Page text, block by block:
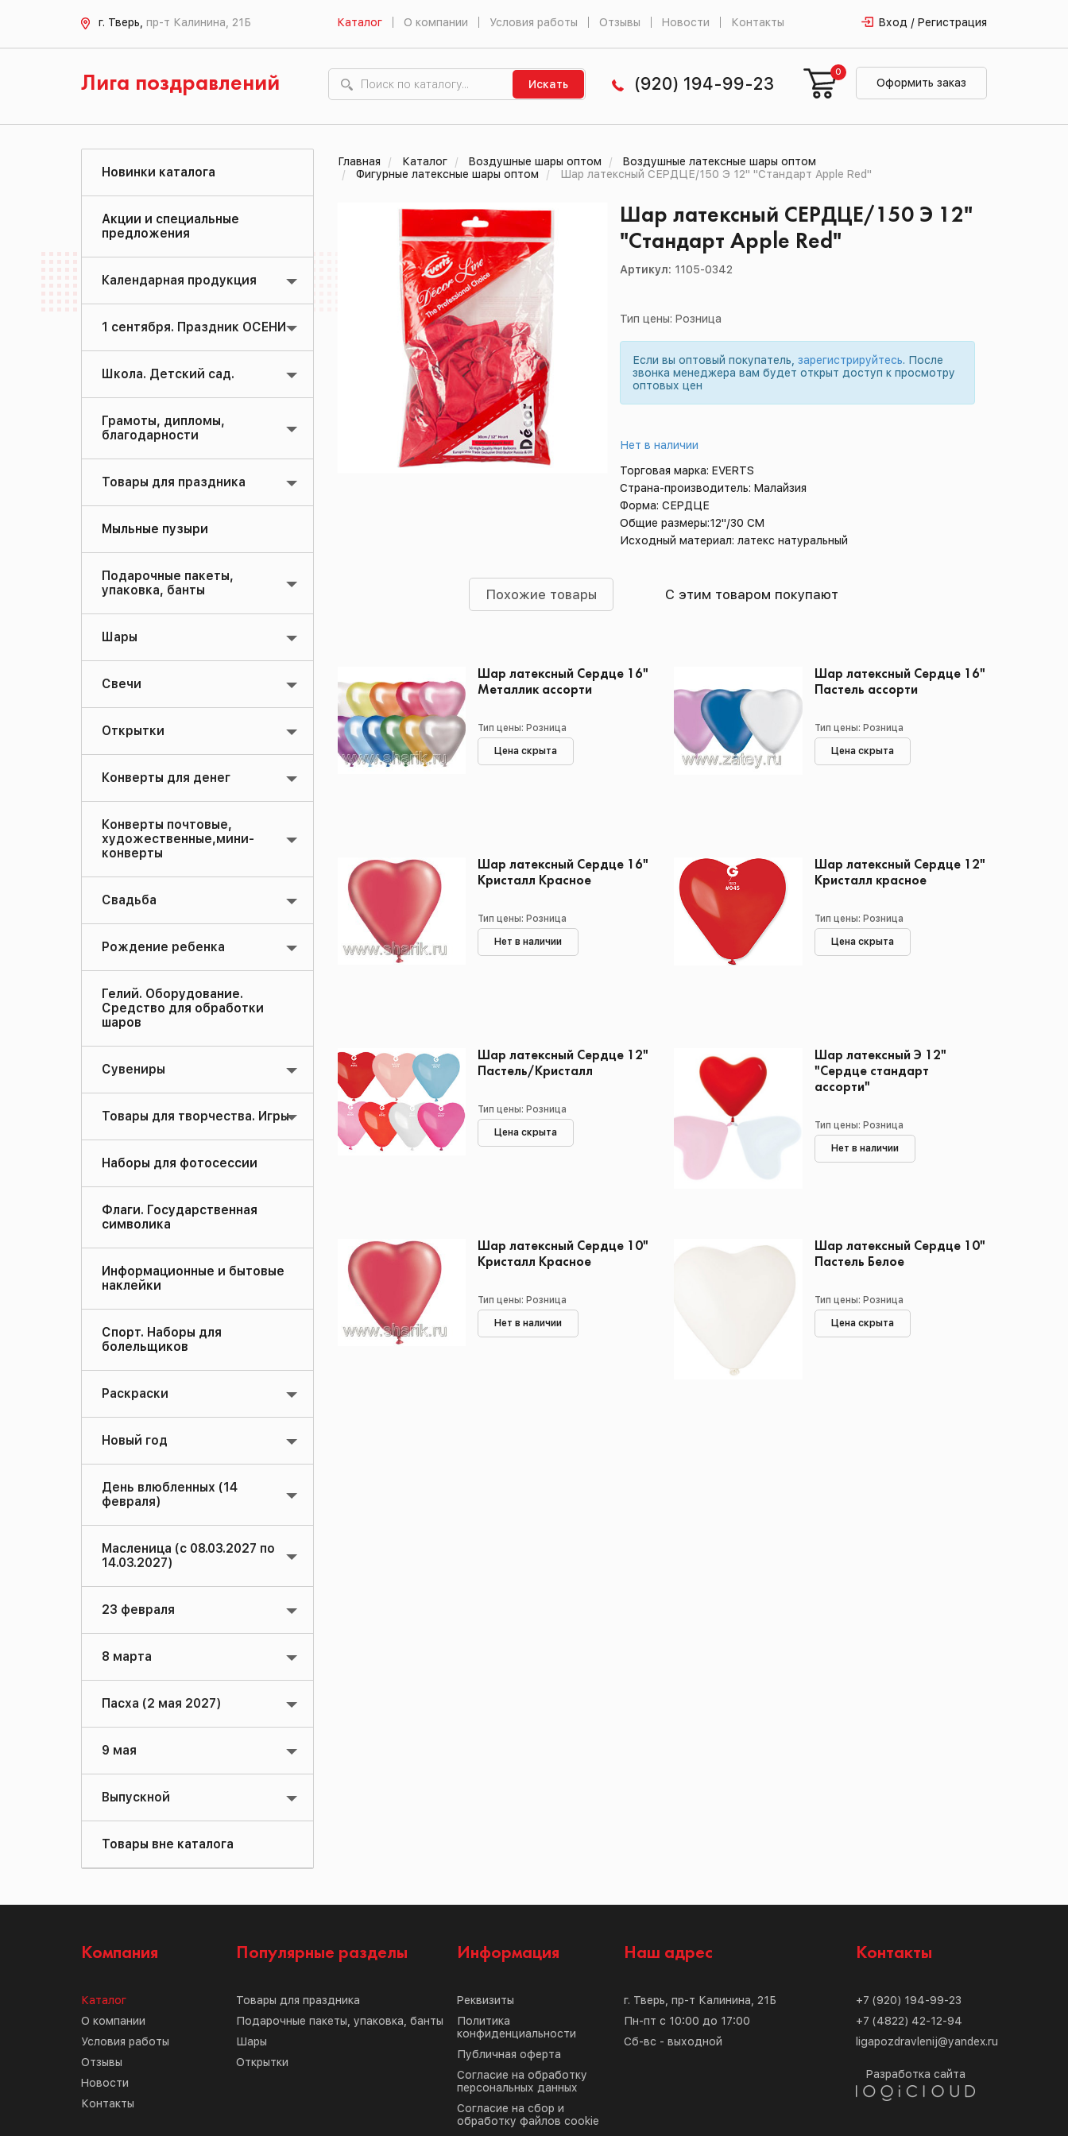
г. Тверь, пр-т Калинина, 21Б Каталог О компании Условия работы Отзывы Новости Контакты Вход / Регистрация
Лига поздравлений Искать (920) 194-99-23 Оформить заказ
0
Новинки каталога
Акции и специальные
предложения
Календарная продукция
1 сентября. Праздник ОСЕНИ
Школа. Детский сад.
Грамоты, дипломы,
благодарности
Товары для праздника
Мыльные пузыри
Подарочные пакеты,
упаковка, банты
Шары
Свечи
Открытки
Конверты для денег
Конверты почтовые,
художественные,мини-
конверты
Свадьба
Рождение ребенка
Гелий. Оборудование.
Средство для обработки
шаров
Сувениры
Товары для творчества. Игры
Наборы для фотосессии
Флаги. Государственная
символика
Информационные и бытовые
наклейки
Спорт. Наборы для
болельщиков
Раскраски
Новый год
День влюбленных (14
февраля)
Масленица (с 08.03.2027 по
14.03.2027)
23 февраля
8 марта
Пасха (2 мая 2027)
9 мая
Выпускной
Товары вне каталога
Главная Каталог Воздушные шары оптом
Воздушные латексные шары оптом
Фигурные латексные шары оптом
Шар латексный СЕРДЦЕ/150 Э 12" "Стандарт Apple Red"
Шар латексный СЕРДЦЕ/150 Э 12"
"Стандарт Apple Red"
Артикул: 1105-0342
Тип цены: Розница
Если вы оптовый покупатель,зарегистрируйтесь. После
звонка менеджера вам будет открыт доступ к просмотру
оптовых цен
Нет в наличии
Торговая марка: EVERTS
Страна-производитель: Малайзия
Форма: СЕРДЦЕ
Общие размеры:12"/30 СМ
Исходный материал: латекс натуральный
Похожие товары С этим товаром покупают
Шар латексный Сердце 16"
Металлик ассорти
Тип цены: Розница
Цена скрыта
Шар латексный Сердце 16"
Пастель ассорти
Тип цены: Розница
Цена скрыта
Шар латексный Сердце 16"
Кристалл Красное
Тип цены: Розница
Нет в наличии
Шар латексный Сердце 12"
Кристалл красное
Тип цены: Розница
Цена скрыта
Шар латексный Сердце 12"
Пастель/Кристалл
Тип цены: Розница
Цена скрыта
Шар латексный Э 12"
"Сердце стандарт
ассорти"
Тип цены: Розница
Нет в наличии
Шар латексный Сердце 10"
Кристалл Красное
Тип цены: Розница
Нет в наличии
Шар латексный Сердце 10"
Пастель Белое
Тип цены: Розница
Цена скрыта
Компания
Каталог
О компании
Условия работы
Отзывы
Новости
Контакты
Популярные разделы
Товары для праздника
Подарочные пакеты, упаковка, банты
Шары
Открытки
Информация
Реквизиты
Политика
конфиденциальности
Публичная оферта
Согласие на обработку
персональных данных
Согласие на сбор и
обработку файлов cookie
Наш адрес
г. Тверь, пр-т Калинина, 21Б
Пн-пт с 10:00 до 17:00
Сб-вс - выходной
Контакты
+7 (920) 194-99-23
+7 (4822) 42-12-94
ligapozdravlenij@yandex.ru
Разработка сайта